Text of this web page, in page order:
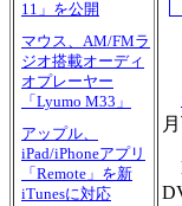
11」を公開
マウス、AM/FMラ
ジオ搭載オーディ
オプレーヤー
「Lyumo M33」
アップル、
iPad/iPhoneアプリ
「Remote」を新
iTunesに対応